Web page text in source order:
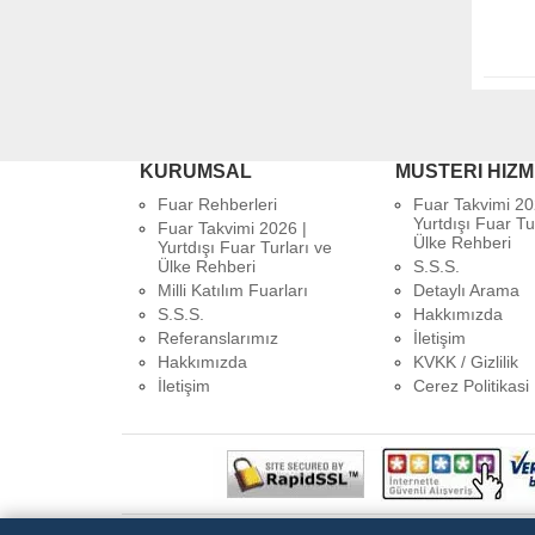
KURUMSAL
Fuar Rehberleri
Fuar Takvimi 2026 |
Yurtdışı Fuar Turları ve
Ülke Rehberi
Milli Katılım Fuarları
S.S.S.
Referanslarımız
Hakkımızda
İletişim
MUSTERI
Fuar Takvimi
Yurtdışı Fuar
Ülke Rehberi
S.S.S.
Detaylı Arama
Hakkımızda
İletişim
KVKK / Gizlilik
Cerez Politikasi